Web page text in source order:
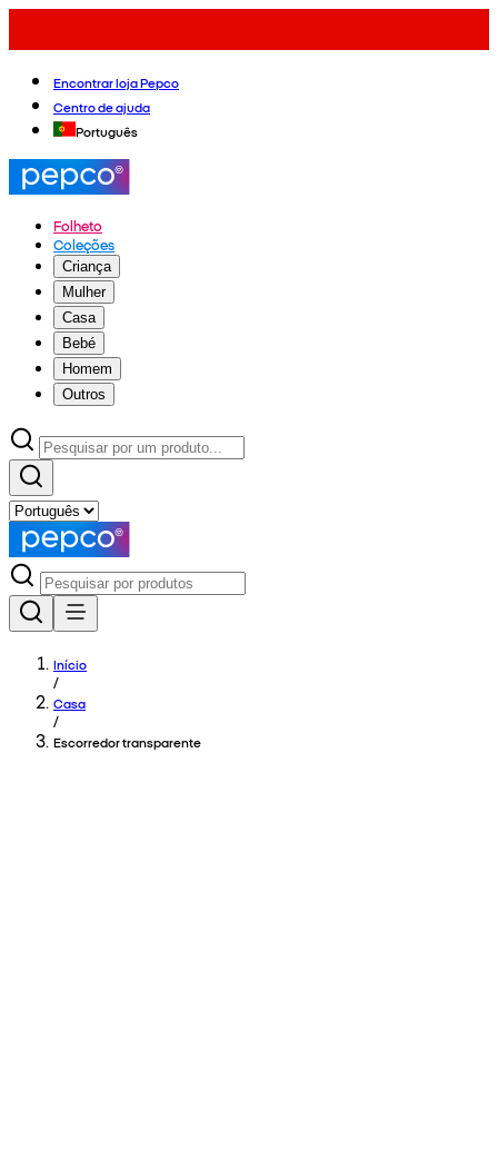
Encontrar loja Pepco
Centro de ajuda
Português
Folheto
Coleções
Criança
Mulher
Casa
Bebé
Homem
Outros
Início
/
Casa
/
Escorredor transparente